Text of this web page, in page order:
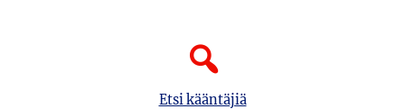
Etsi kääntäjiä